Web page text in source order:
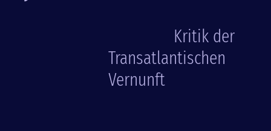
Kritik der
Transatlantischen
Vernunft